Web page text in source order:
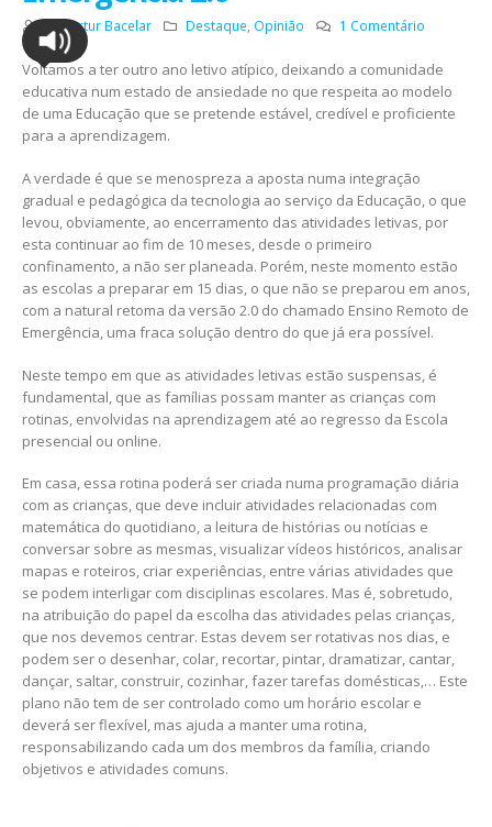
PorArtur Bacelar Destaque, Opinião 1 Comentário
Voltamos a ter outro ano letivo atípico, deixando a comunidade
educativa num estado de ansiedade no que respeita ao modelo
de uma Educação que se pretende estável, credível e proficiente
para a aprendizagem.
A verdade é que se menospreza a aposta numa integração
gradual e pedagógica da tecnologia ao serviço da Educação, o que
levou, obviamente, ao encerramento das atividades letivas, por
esta continuar ao fim de 10 meses, desde o primeiro
confinamento, a não ser planeada. Porém, neste momento estão
as escolas a preparar em 15 dias, o que não se preparou em anos,
com a natural retoma da versão 2.0 do chamado Ensino Remoto de
Emergência, uma fraca solução dentro do que já era possível.
Neste tempo em que as atividades letivas estão suspensas, é
fundamental, que as famílias possam manter as crianças com
rotinas, envolvidas na aprendizagem até ao regresso da Escola
presencial ou online.
Em casa, essa rotina poderá ser criada numa programação diária
com as crianças, que deve incluir atividades relacionadas com
matemática do quotidiano, a leitura de histórias ou notícias e
conversar sobre as mesmas, visualizar vídeos históricos, analisar
mapas e roteiros, criar experiências, entre várias atividades que
se podem interligar com disciplinas escolares. Mas é, sobretudo,
na atribuição do papel da escolha das atividades pelas crianças,
que nos devemos centrar. Estas devem ser rotativas nos dias, e
podem ser o desenhar, colar, recortar, pintar, dramatizar, cantar,
dançar, saltar, construir, cozinhar, fazer tarefas domésticas,… Este
plano não tem de ser controlado como um horário escolar e
deverá ser flexível, mas ajuda a manter uma rotina,
responsabilizando cada um dos membros da família, criando
objetivos e atividades comuns.